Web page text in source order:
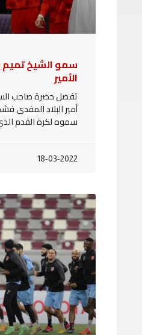
سمو الشيخ تميم
الأمير
تفضل حضرة صاحب
أمير البلاد المفدى
سموه لكرة القدم
18-03-2022